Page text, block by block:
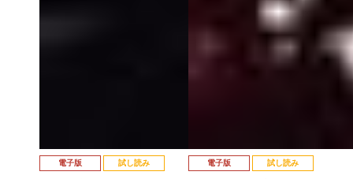
電子版 試し読み 電子版 試し読み